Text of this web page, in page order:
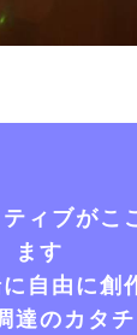
ィブがこ
ます
自由に創
達のカタ